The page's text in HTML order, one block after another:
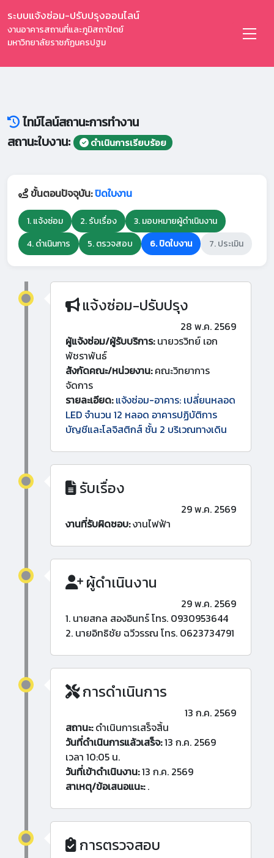
ระบบแจ้งซ่อม-ปรับปรุงออนไลน์
งานอาคารสถานที่และภูมิสถาปัตย์
มหาวิทยาลัยราชภัฏนครปฐม
ไทม์ไลน์สถานะการทำงาน
สถานะใบงาน:
ดำเนินการเรียบร้อย
ขั้นตอนปัจจุบัน:ปิดใบงาน
1. แจ้งซ่อม 2. รับเรื่อง
3. มอบหมายผู้ดำเนินงาน
4. ดำเนินการ
5. ตรวจสอบ 6. ปิดใบงาน 7. ประเมิน
แจ้งซ่อม-ปรับปรุง
28 พ.ค. 2569
ผู้แจ้งซ่อม/ผู้รับบริการ:นายวรวิทย์ เอก
พัชราพันธ์
สังกัดคณะ/หน่วยงาน:คณะวิทยาการ
จัดการ
รายละเอียด: แจ้งซ่อม-อาคาร: เปลี่ยนหลอด
LED จำนวน 12 หลอด อาคารปฏิบัติการ
บัญชีและโลจิสติกส์ ชั้น 2 บริเวณทางเดิน
รับเรื่อง
29 พ.ค. 2569
งานที่รับผิดชอบ:งานไฟฟ้า
ผู้ดำเนินงาน
29 พ.ค. 2569
1. นายสกล สองอินทร์ โทร. 0930953644
2. นายอิทธิชัย ฉวีวรรณ โทร. 0623734791
การดำเนินการ
13 ก.ค. 2569
สถานะ:ดำเนินการเสร็จสิ้น
วันที่ดำเนินการแล้วเสร็จ:13 ก.ค. 2569
เวลา 10:05 น.
วันที่เข้าดำเนินงาน:13 ก.ค. 2569
สาเหตุ/ข้อเสนอแนะ:.
การตรวจสอบ